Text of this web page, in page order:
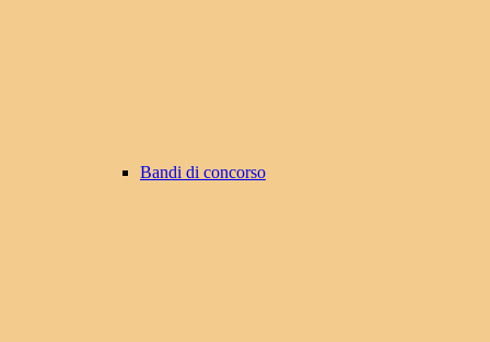
Bandi di concorso